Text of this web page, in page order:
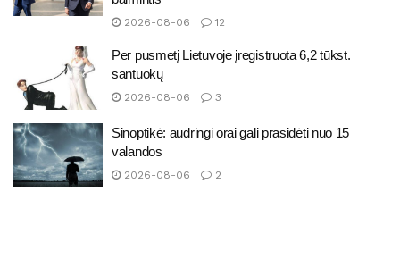
2026-08-06 12
Per pusmetį Lietuvoje įregistruota 6,2 tūkst.
santuokų
2026-08-06 3
Sinoptikė: audringi orai gali prasidėti nuo 15
valandos
2026-08-06 2